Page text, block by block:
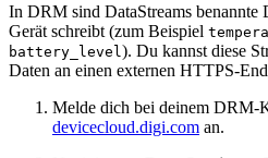
In DRM sind DataStreams
Gerät schreibt (zum Beispiel
battery_level ). Du kannst diese
Daten an einen externen HTTPS-
Melde dich bei deinem DRM-
devicecloud.digi.com an.